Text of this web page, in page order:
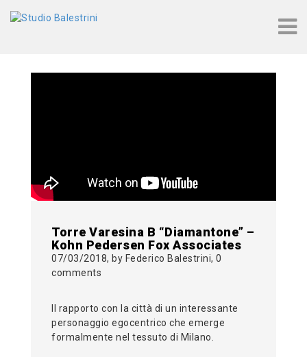
Torre Varesina B “Diamantone” –
Kohn Pedersen Fox Associates
07/03/2018, by Federico Balestrini, 0
comments
Il rapporto con la città di un interessante
personaggio egocentrico che emerge
formalmente nel tessuto di Milano.